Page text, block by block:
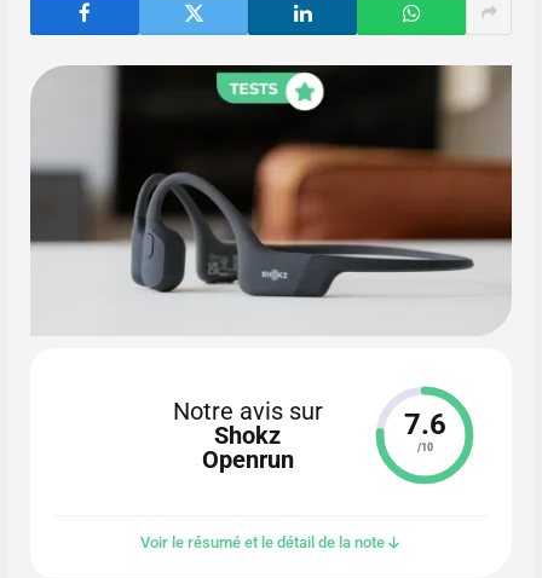
Notre avis sur
Shokz
Openrun
7.6
/10
Voir le résumé et le détail de la note